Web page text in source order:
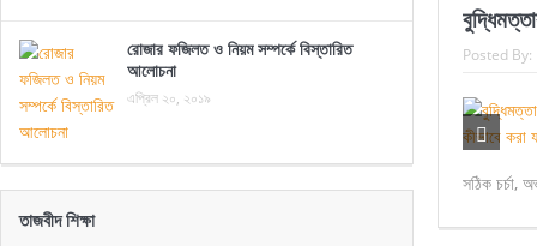
Posted By:
সঠিক চর্চা,
রোজার ফজিলত ও নিয়ম সম্পর্কে বিস্তারিত
আলোচনা
এপ্রিল ২০, ২০১৯
তাজবীদ শিক্ষা